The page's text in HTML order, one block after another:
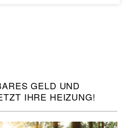
GELD UND
IHRE HEIZUNG!